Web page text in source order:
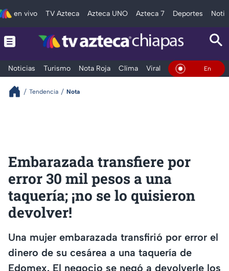
en vivo TV Azteca Azteca UNO Azteca 7 Deportes
Noticias Turismo Nota Roja Clima Viral y Tendencia En Vivo
Tendencia Nota
Embarazada transfiere por
error 30 mil pesos a una
taquería; ¡no se lo quisieron
devolver!
Una mujer embarazada transfirió por error el
dinero de su cesárea a una taquería de
Edomex. El negocio se negó a devolverle los